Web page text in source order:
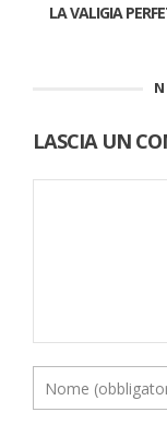
LA VALIGIA
LASCIA UN